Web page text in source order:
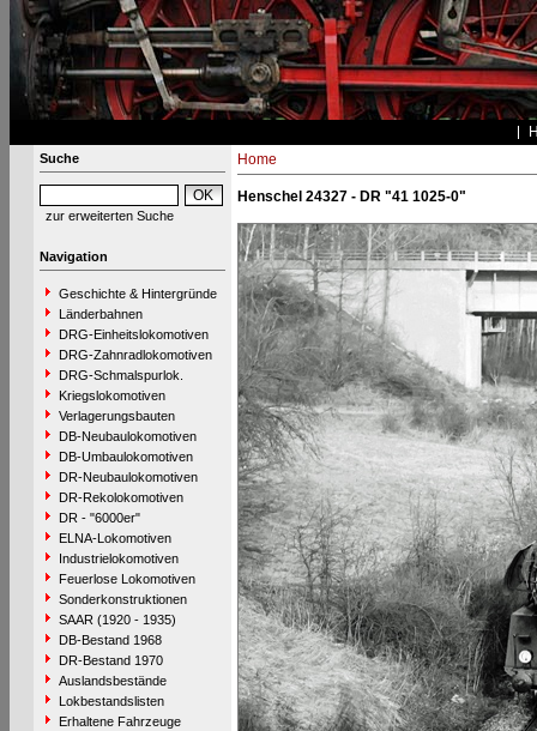
Suche
zur erweiterten Suche
Navigation
Geschichte & Hintergründe
Länderbahnen
DRG-Einheitslokomotiven
DRG-Zahnradlokomotiven
DRG-Schmalspurlok.
Kriegslokomotiven
Verlagerungsbauten
DB-Neubaulokomotiven
DB-Umbaulokomotiven
DR-Neubaulokomotiven
DR-Rekolokomotiven
DR - "6000er"
ELNA-Lokomotiven
Industrielokomotiven
Feuerlose Lokomotiven
Sonderkonstruktionen
SAAR (1920 - 1935)
DB-Bestand 1968
DR-Bestand 1970
Auslandsbestände
Lokbestandslisten
Erhaltene Fahrzeuge
Home
Henschel 24327 - DR "41 1025-0"